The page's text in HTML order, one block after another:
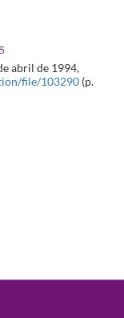
abril de 1994,
file/103290(p.